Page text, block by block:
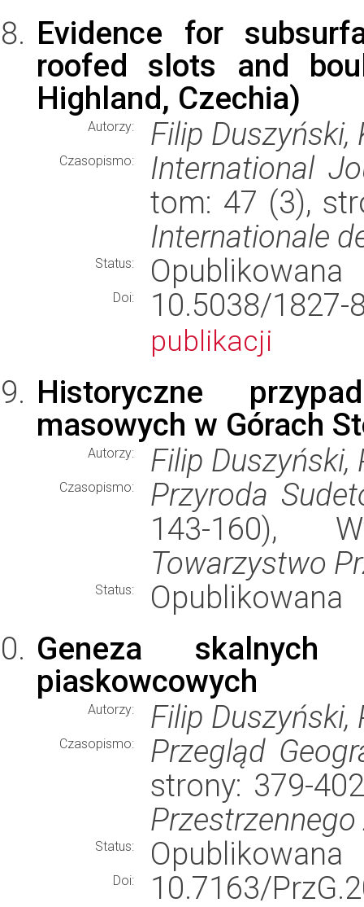
Evidence for
roofed slots and
Highland, Czechia)
Autorzy: Filip
Czasopismo:
International
tom: 47 (3),
Internationale
Status: Opublikowana
Doi: 10.5038/
publikacji
Historyczne
masowych w Górach
Autorzy: Filip
Czasopismo:
Przyroda
143-160),
Towarzystwo
Status:
Opublikowana
Geneza skalnych
piaskowcowych
Autorzy: Filip
Czasopismo:
Przegląd
strony: 379-
Status: Opublikowana
Doi: 10.7163/